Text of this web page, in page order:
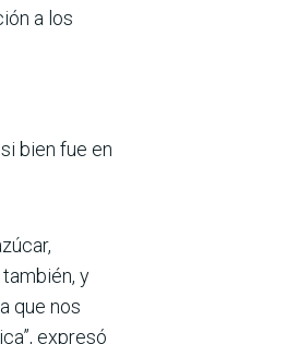
a los
bien fue en
y
que nos
expresó